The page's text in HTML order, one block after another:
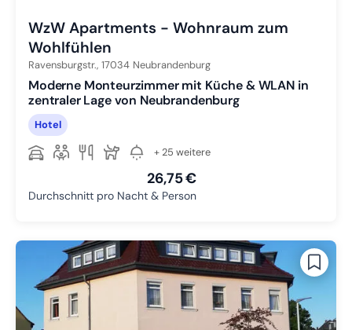
WzW Apartments - Wohnraum zum
Wohlfühlen
Ravensburgstr., 17034 Neubrandenburg
Moderne Monteurzimmer mit Küche & WLAN in
zentraler Lage von Neubrandenburg
Hotel
+ 25 weitere
26,75 €
Durchschnitt pro Nacht & Person